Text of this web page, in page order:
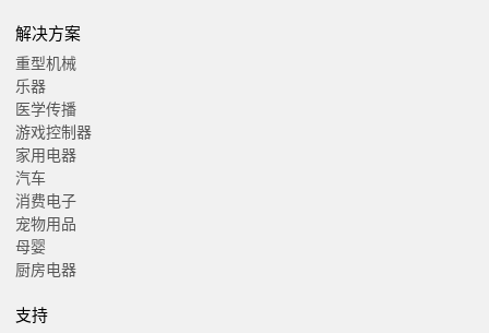
解决方案
重型机械
乐器
医学传播
游戏控制器
家用电器
汽车
消费电子
宠物用品
母婴
厨房电器
支持